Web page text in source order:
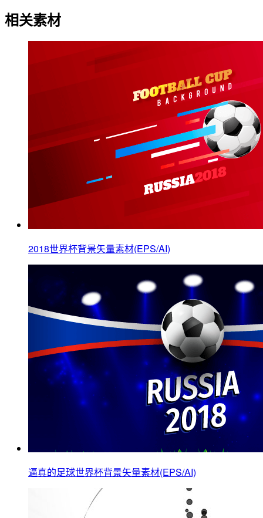
相关素材
2018世界杯背景矢量素材(EPS/AI)
逼真的足球世界杯背景矢量素材(EPS/AI)